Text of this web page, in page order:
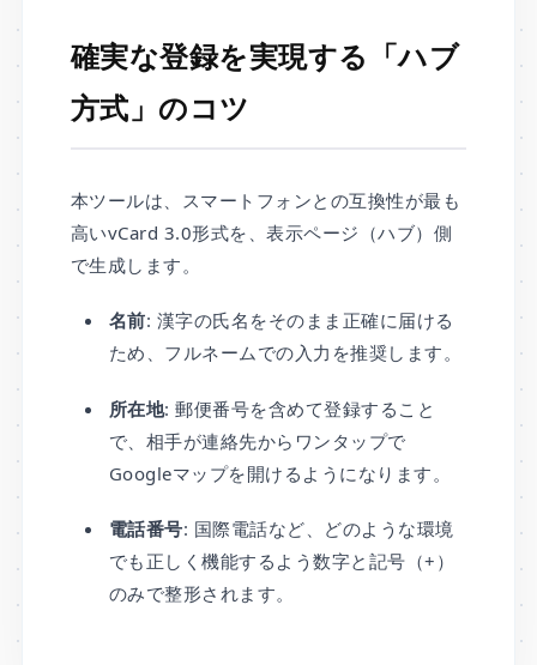
確実な登録を実現する「ハブ
方式」のコツ
本ツールは、スマートフォンとの互換性が最も
高いvCard 3.0形式を、表示ページ（ハブ）側
で生成します。
名前: 漢字の氏名をそのまま正確に届ける
ため、フルネームでの入力を推奨します。
所在地: 郵便番号を含めて登録すること
で、相手が連絡先からワンタップで
Googleマップを開けるようになります。
電話番号: 国際電話など、どのような環境
でも正しく機能するよう数字と記号（+）
のみで整形されます。